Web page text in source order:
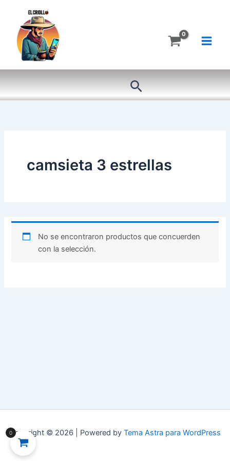
contenido
Buscar
camsieta 3 estrellas
No se encontraron productos que concuerden
con la selección.
Copyright © 2026 | Powered by Tema Astra para WordPress
0